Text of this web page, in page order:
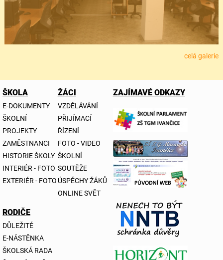
celá galerie
ŠKOLA
E-DOKUMENTY
ŠKOLNÍ
PROJEKTY
ZAMĚSTNANCI
HISTORIE ŠKOLY
INTERIÉR - FOTO
EXTERIÉR - FOTO
ŽÁCI
VZDĚLÁVÁNÍ
PŘIJÍMACÍ
ŘÍZENÍ
FOTO - VIDEO
ŠKOLNÍ
SOUTĚŽE
ÚSPĚCHY ŽÁKŮ
ONLINE SVĚT
RODIČE
DŮLEŽITÉ
E-NÁSTĚNKA
ŠKOLSKÁ RADA
ZAJÍMAVÉ ODKAZY